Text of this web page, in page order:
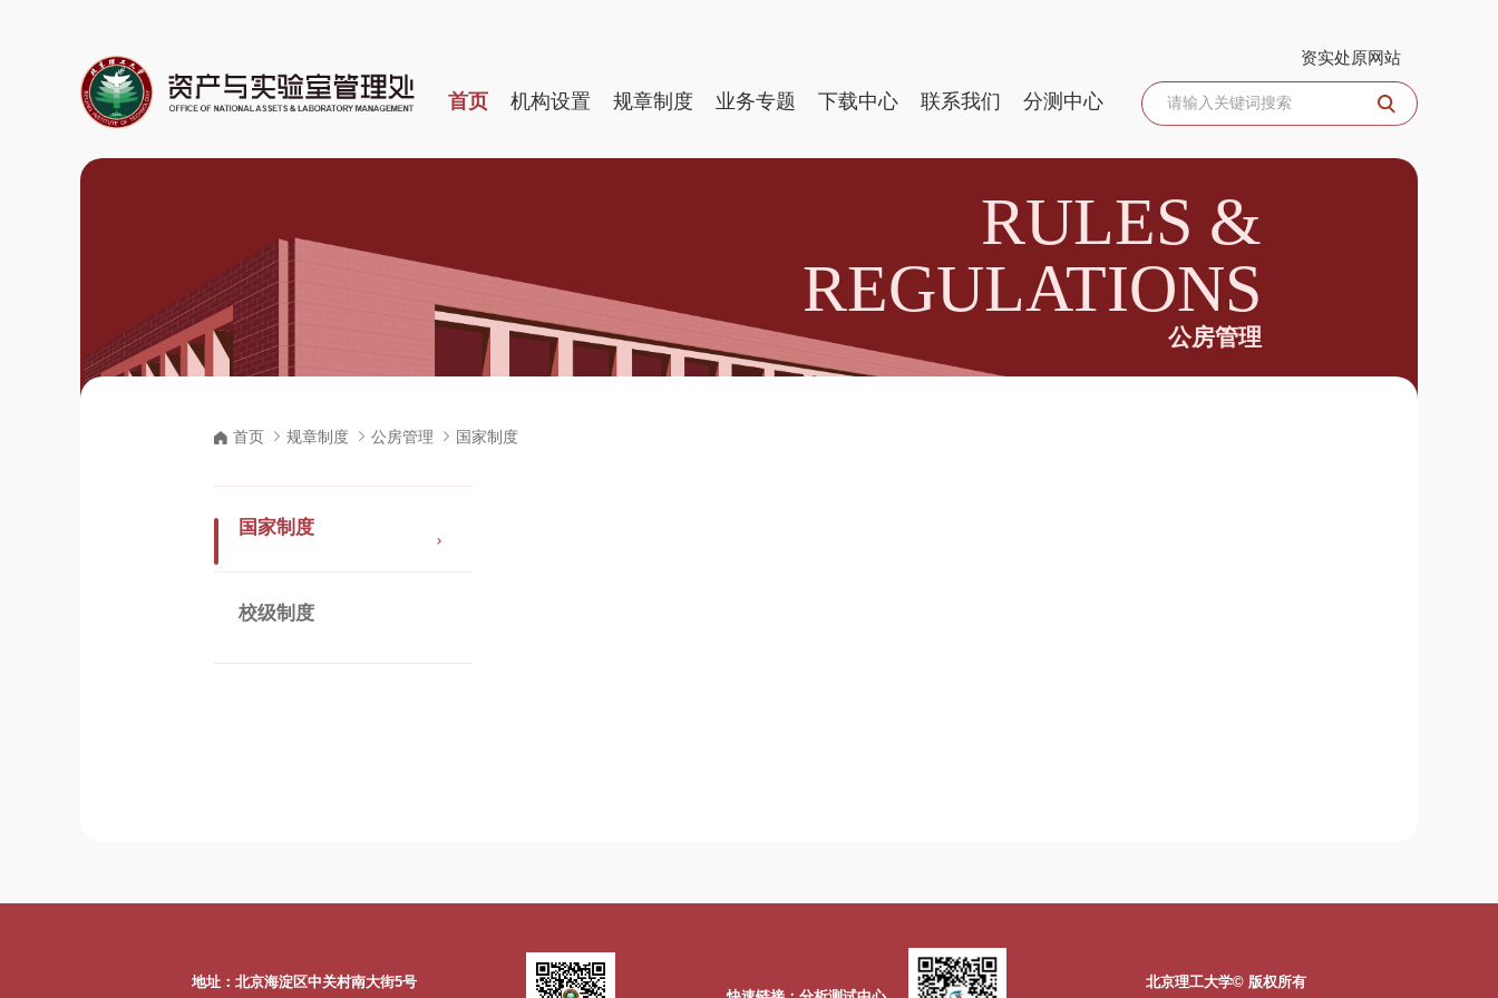
首页 机构设置 规章制度 业务专题 下载中心 联系我们 分测中心
资实处原网站
RULES &
REGULATIONS
公房管理
首页 规章制度 公房管理 国家制度
国家制度
校级制度
地址：北京海淀区中关村南大街5号
北京理工大学© 版权所有